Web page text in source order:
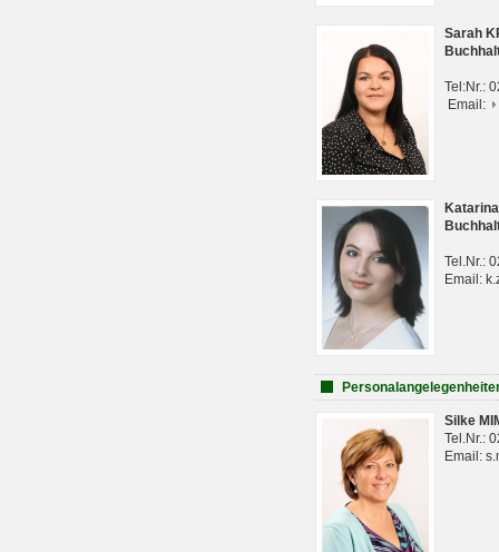
Sarah
Tel:Nr.:
Email:
Tel.Nr.:
Email:
Silke
Tel.Nr.:
Email: